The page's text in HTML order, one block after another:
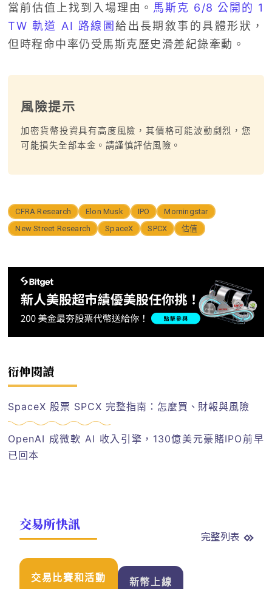
當前估值上找到入場理由。 馬斯克 6/8 公開的 1
TW 軌道 AI 路線圖給出長期敘事的具體形狀，
但時程命中率仍受馬斯克歷史滑差紀錄牽動。
風險提示
加密貨幣投資具有高度風險，其價格可能波動劇烈，您
可能損失全部本金。請謹慎評估風險。
CFRA Research Elon Musk IPO
Morningstar
New Street Research
SpaceX SPCX 估值
衍伸閱讀
SpaceX 股票 SPCX 完整指南：怎麼買、財報與風險
OpenAI 成微軟 AI 收入引擎，130億美元豪賭IPO前早
已回本
交易所快訊
完整列表
交易比賽和活動 新幣上線